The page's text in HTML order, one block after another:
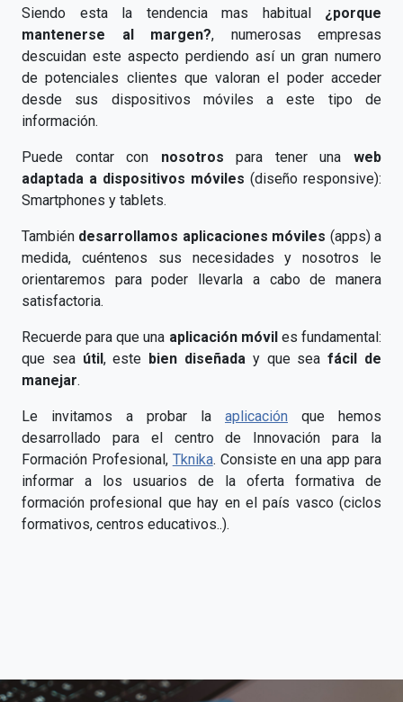
Siendo esta la tendencia mas habitual ¿porque
mantenerse al margen?, numerosas empresas
descuidan este aspecto perdiendo así un gran numero
de potenciales clientes que valoran el poder acceder
desde sus dispositivos móviles a este tipo de
información.
Puede contar con nosotros para tener unaweb
adaptada a dispositivos móviles (diseño responsive):
Smartphones y tablets.
También desarrollamos aplicaciones móviles (apps) a
medida, cuéntenos sus necesidades y nosotros le
orientaremos para poder llevarla a cabo de manera
satisfactoria.
Recuerde para que una aplicación móviles fundamental:
que sea útil, este bien diseñada y que seafácil de
manejar.
Le invitamos a probar la aplicación que hemos
desarrollado para el centro de Innovación para la
Formación Profesional, Tknika. Consiste en una app para
informar a los usuarios de la oferta formativa de
formación profesional que hay en el país vasco (ciclos
formativos, centros educativos..).